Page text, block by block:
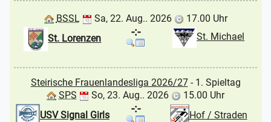
BSSL Sa, 22. Aug.. 2026
17.00 Uhr
St. Lorenzen
St. Michael
-:-
Steirische Frauenlandesliga 2026/27- 1. Spieltag
SPS
So, 23. Aug.. 2026
15.00 Uhr
USV Signal Girls
Hof / Straden
-:-